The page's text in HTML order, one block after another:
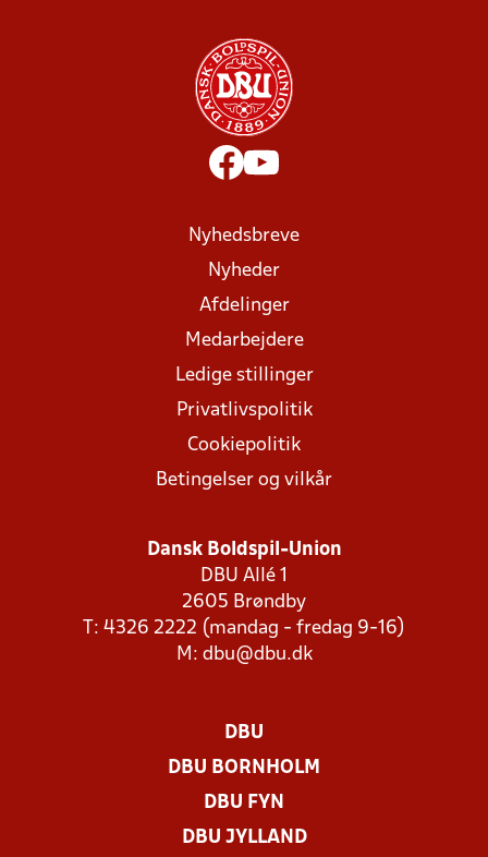
Nyhedsbreve
Nyheder
Afdelinger
Medarbejdere
Ledige stillinger
Privatlivspolitik
Cookiepolitik
Betingelser og vilkår
Dansk Boldspil-Union
DBU Allé 1
2605 Brøndby
T: 4326 2222 (mandag - fredag 9-16)
M: dbu@dbu.dk
DBU
DBU BORNHOLM
DBU FYN
DBU JYLLAND